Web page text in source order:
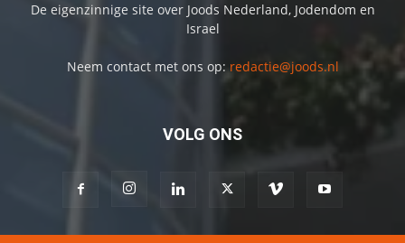
De eigenzinnige site over Joods Nederland, Jodendom en
Israel
Neem contact met ons op: redactie@joods.nl
VOLG ONS